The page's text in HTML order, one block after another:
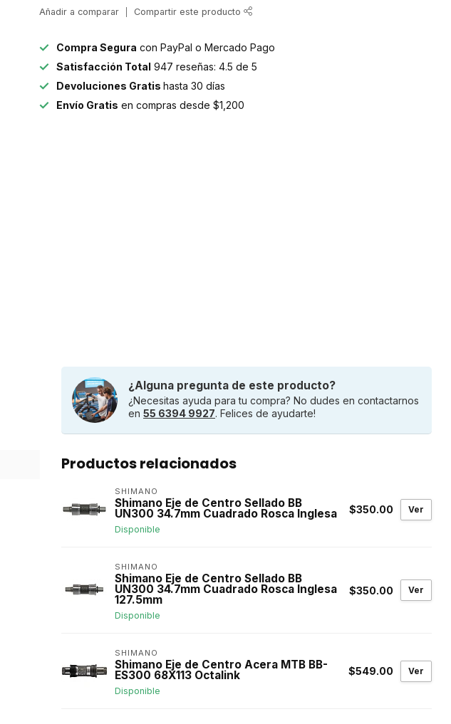
Añadir a comparar Compartir este producto
Compra Segura con PayPal o Mercado Pago
Satisfacción Total 947 reseñas: 4.5 de 5
Devoluciones Gratishasta 30 días
Envío Gratis en compras desde $1,200
¿Alguna pregunta de este producto?
¿Necesitas ayuda para tu compra? No dudes en contactarnos
en 55 6394 9927. Felices de ayudarte!
Productos relacionados
SHIMANO
Shimano Eje de Centro Sellado BB
UN300 34.7mm Cuadrado Rosca Inglesa
Disponible
$350.00 Ver
SHIMANO
Shimano Eje de Centro Sellado BB
UN300 34.7mm Cuadrado Rosca Inglesa
127.5mm
Disponible
$350.00 Ver
SHIMANO
Shimano Eje de Centro Acera MTB BB-
ES300 68X113 Octalink
Disponible
$549.00 Ver